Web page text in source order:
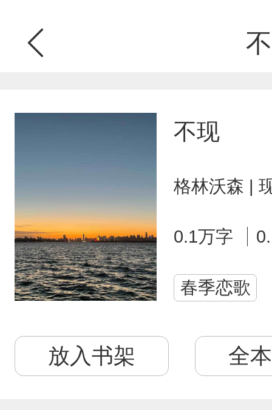
不现
格林沃森 |
0.1万字
春季恋歌
放入书架 全